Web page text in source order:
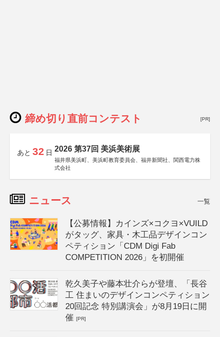
締め切り直前コンテスト [PR]
あと 32 日 2026 第37回 美浜美術展
福井県美浜町、美浜町教育委員会、福井新聞社、関西電力株
式会社
ニュース 一覧
【公募情報】カインズ×コクヨ×VUILD
がタッグ、家具・木工品デザインコン
ペティション「CDM Digi Fab
COMPETITION 2026」を初開催
乾久美子や藤本壮介らが登壇、「長谷
工 住まいのデザインコンペティション
20回記念 特別講演会」が8月19日に開
催[PR]